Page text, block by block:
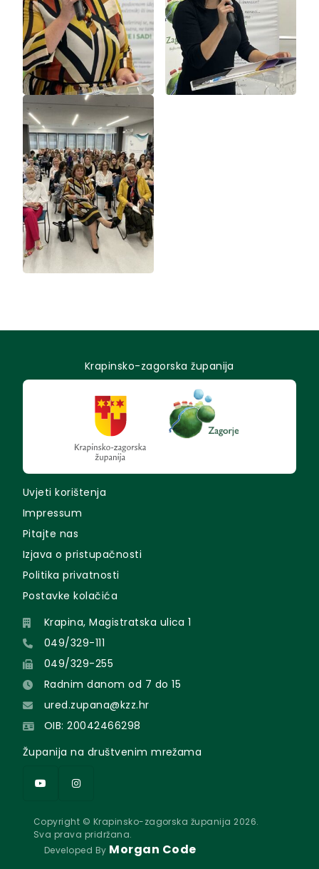
Krapinsko-zagorska županija
Uvjeti korištenja
Impressum
Pitajte nas
Izjava o pristupačnosti
Politika privatnosti
Postavke kolačića
Krapina, Magistratska ulica 1
049/329-111
049/329-255
Radnim danom od 7 do 15
ured.zupana@kzz.hr
OIB: 20042466298
Županija na društvenim mrežama
Copyright © Krapinsko-zagorska županija 2026.
Sva prava pridržana.
Developed By Morgan Code